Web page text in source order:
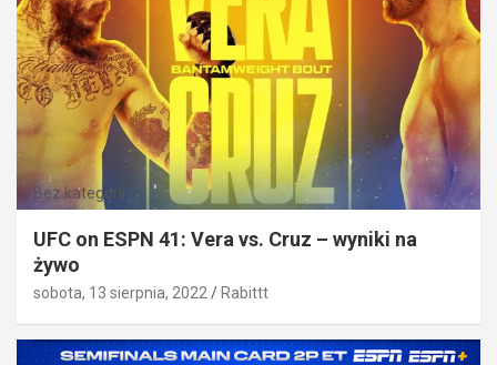
Bez kategorii
UFC on ESPN 41: Vera vs. Cruz – wyniki na
żywo
sobota, 13 sierpnia, 2022 Rabittt